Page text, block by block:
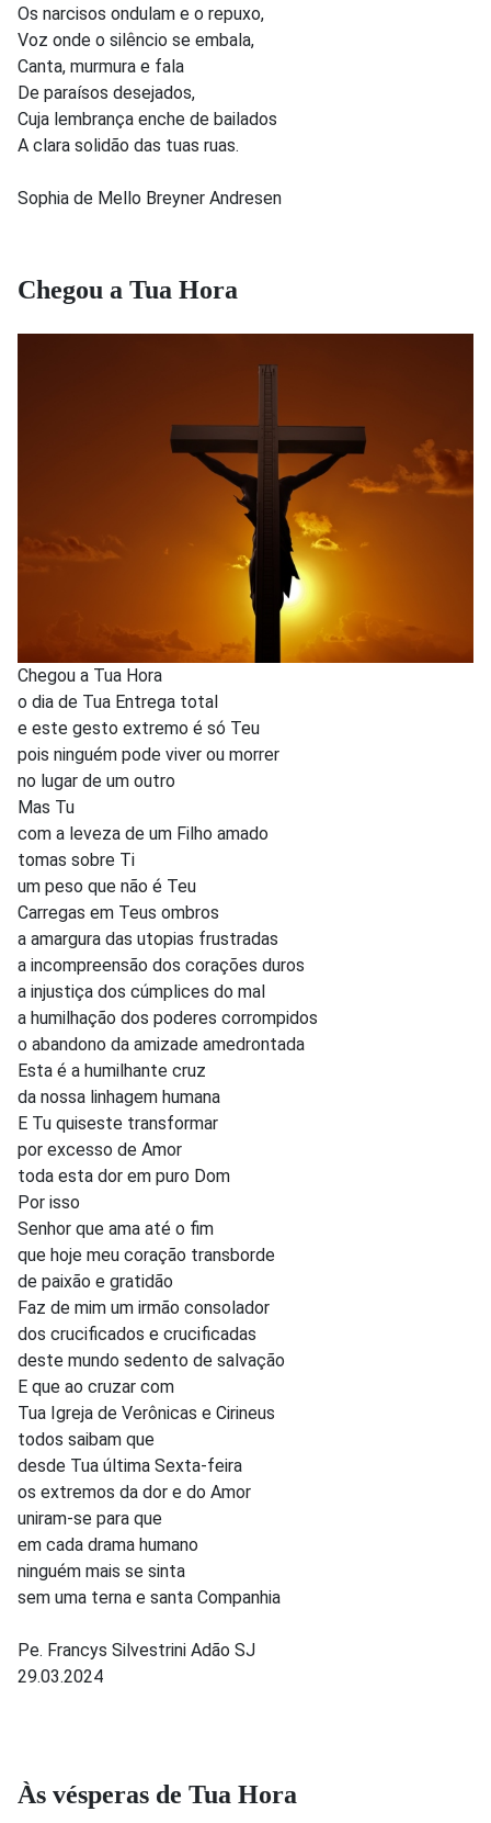
Os narcisos ondulam e o repuxo,
Voz onde o silêncio se embala,
Canta, murmura e fala
De paraísos desejados,
Cuja lembrança enche de bailados
A clara solidão das tuas ruas.
Sophia de Mello Breyner Andresen
Chegou a Tua Hora
Chegou a Tua Hora
o dia de Tua Entrega total
e este gesto extremo é só Teu
pois ninguém pode viver ou morrer
no lugar de um outro
Mas Tu
com a leveza de um Filho amado
tomas sobre Ti
um peso que não é Teu
Carregas em Teus ombros
a amargura das utopias frustradas
a incompreensão dos corações duros
a injustiça dos cúmplices do mal
a humilhação dos poderes corrompidos
o abandono da amizade amedrontada
Esta é a humilhante cruz
da nossa linhagem humana
E Tu quiseste transformar
por excesso de Amor
toda esta dor em puro Dom
Por isso
Senhor que ama até o fim
que hoje meu coração transborde
de paixão e gratidão
Faz de mim um irmão consolador
dos crucificados e crucificadas
deste mundo sedento de salvação
E que ao cruzar com
Tua Igreja de Verônicas e Cirineus
todos saibam que
desde Tua última Sexta-feira
os extremos da dor e do Amor
uniram-se para que
em cada drama humano
ninguém mais se sinta
sem uma terna e santa Companhia
Pe. Francys Silvestrini Adão SJ
29.03.2024
Às vésperas de Tua Hora